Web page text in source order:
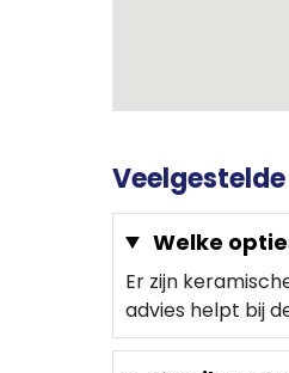
Welke
Er zijn
advies helpt bij